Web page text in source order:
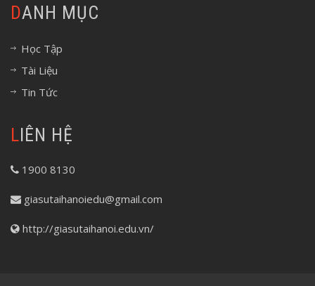
DANH MỤC
Học Tập
Tài Liệu
Tin Tức
LIÊN HỆ
1900 8130
giasutaihanoiedu@gmail.com
http://giasutaihanoi.edu.vn/